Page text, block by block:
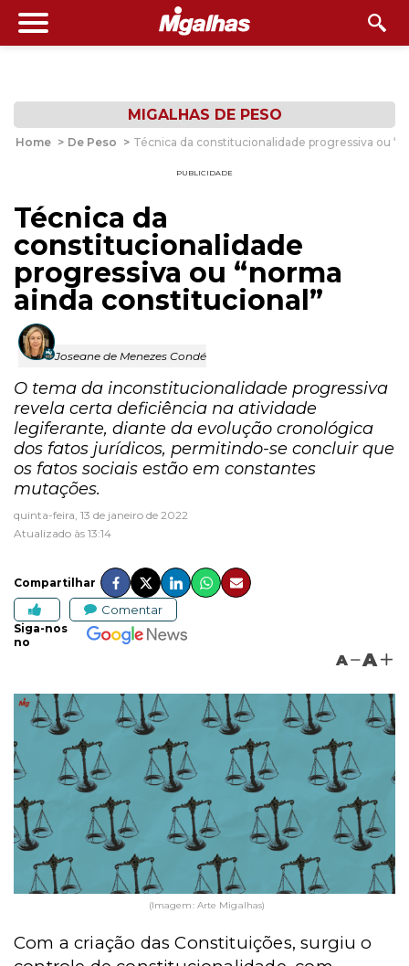
MIGALHAS DE PESO
Home > De Peso > Técnica da constitucionalidade progressiva ou
PUBLICIDADE
Técnica da
constitucionalidade
progressiva ou “norma
ainda constitucional”
Joseane de Menezes Condé
O tema da inconstitucionalidade progressiva
revela certa deficiência na atividade
legiferante, diante da evolução cronológica
dos fatos jurídicos, permitindo-se concluir que
os fatos sociais estão em constantes
mutações.
quinta-feira, 13 de janeiro de 2022
Atualizado às 13:14
Compartilhar
Comentar
Siga-nos
no
A A
(Imagem: Arte Migalhas)
Com a criação das Constituições, surgiu o